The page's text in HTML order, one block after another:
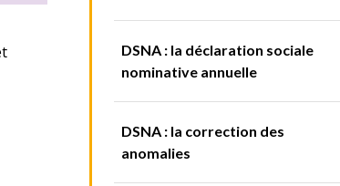
DSNA : la déclaration sociale
nominative annuelle
DSNA : la correction des
anomalies